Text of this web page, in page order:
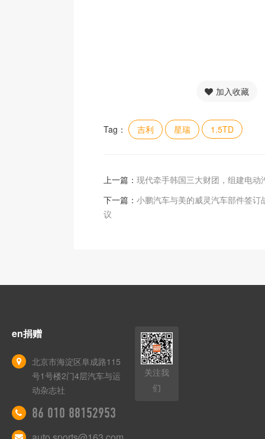
加入收藏
Tag： 吉利 星瑞 1.5TD
上一篇： 现代牵手韩国三大财团，组建电动
下一篇： 小鹏汽车与美的威灵汽车部件签订
议
en捐赠
北京市海淀区阜成路115
号1号楼2门4层汽车与运
动杂志社
86 010 88152953
关注我
们